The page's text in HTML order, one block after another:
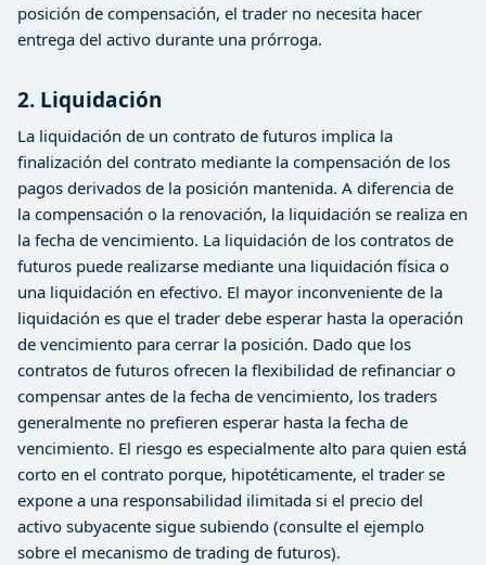
posición de compensación, el trader no necesita hacer
entrega del activo durante una prórroga.
2. Liquidación
La liquidación de un contrato de futuros implica la
finalización del contrato mediante la compensación de los
pagos derivados de la posición mantenida. A diferencia de
la compensación o la renovación, la liquidación se realiza en
la fecha de vencimiento. La liquidación de los contratos de
futuros puede realizarse mediante una liquidación física o
una liquidación en efectivo. El mayor inconveniente de la
liquidación es que el trader debe esperar hasta la operación
de vencimiento para cerrar la posición. Dado que los
contratos de futuros ofrecen la flexibilidad de refinanciar o
compensar antes de la fecha de vencimiento, los traders
generalmente no prefieren esperar hasta la fecha de
vencimiento. El riesgo es especialmente alto para quien está
corto en el contrato porque, hipotéticamente, el trader se
expone a una responsabilidad ilimitada si el precio del
activo subyacente sigue subiendo (consulte el ejemplo
sobre el mecanismo de trading de futuros).